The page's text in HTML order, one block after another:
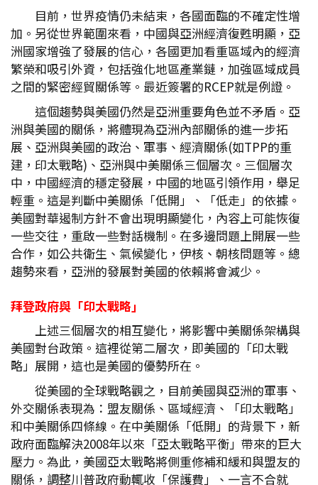
目前，世界疫情仍未結束，各國面臨的不確定性增
加。另從世界範圍來看，中國與亞洲經濟復甦明顯，亞
洲國家增強了發展的信心，各國更加看重區域內的經濟
繁榮和吸引外資，包括強化地區產業鏈，加強區域成員
之間的緊密經貿關係等。最近簽署的RCEP就是例證。
這個趨勢與美國仍然是亞洲重要角色並不矛盾。亞
洲與美國的關係，將體現為亞洲內部關係的進一步拓
展、亞洲與美國的政治、軍事、經濟關係(如TPP的重
建，印太戰略)、亞洲與中美關係三個層次。三個層次
中，中國經濟的穩定發展，中國的地區引領作用，舉足
輕重。這是判斷中美關係「低開」、「低走」的依據。
美國對華遏制方針不會出現明顯變化，內容上可能恢復
一些交往，重啟一些對話機制。在多邊問題上開展一些
合作，如公共衛生、氣候變化，伊核、朝核問題等。總
趨勢來看，亞洲的發展對美國的依賴將會減少。
拜登政府與「印太戰略」
上述三個層次的相互變化，將影響中美關係架構與
美國對台政策。這裡從第二層次，即美國的「印太戰
略」展開，這也是美國的優勢所在。
從美國的全球戰略觀之，目前美國與亞洲的軍事、
外交關係表現為：盟友關係、區域經濟、「印太戰略」
和中美關係四條線。在中美關係「低開」的背景下，新
政府面臨解決2008年以來「亞太戰略平衡」帶來的巨大
壓力。為此，美國亞太戰略將側重修補和緩和與盟友的
關係，調整川普政府動輒收「保護費」、一言不合就